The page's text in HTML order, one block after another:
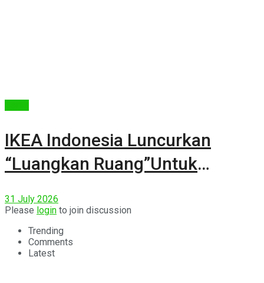
IKEA Indonesia Luncurkan
“Luangkan Ruang”Untuk
31 July 2026
Please login to join discussion
Trending
Comments
Latest